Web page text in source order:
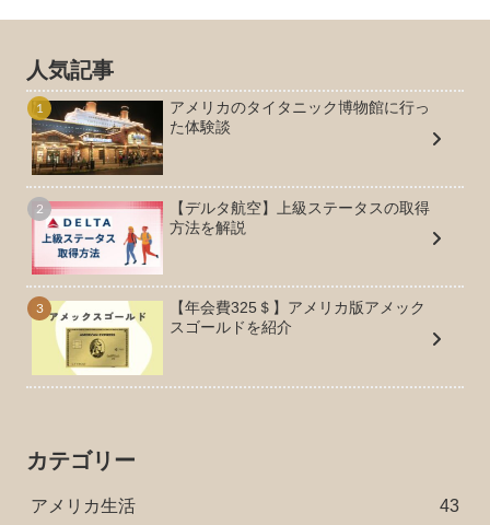
人気記事
アメリカのタイタニック博物館に行っ
た体験談
【デルタ航空】上級ステータスの取得
方法を解説
【年会費325＄】アメリカ版アメック
スゴールドを紹介
カテゴリー
アメリカ生活 43